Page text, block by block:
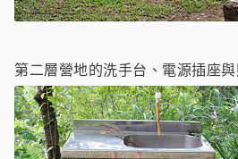
第二層營地的洗手台、電源插座與